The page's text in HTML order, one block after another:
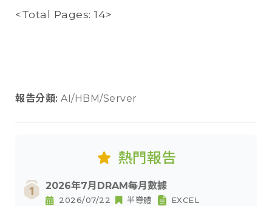
<Total Pages: 14>
報告分類: AI/HBM/Server
熱門報告
2026年7月DRAM每月數據
2026/07/22 半導體 EXCEL